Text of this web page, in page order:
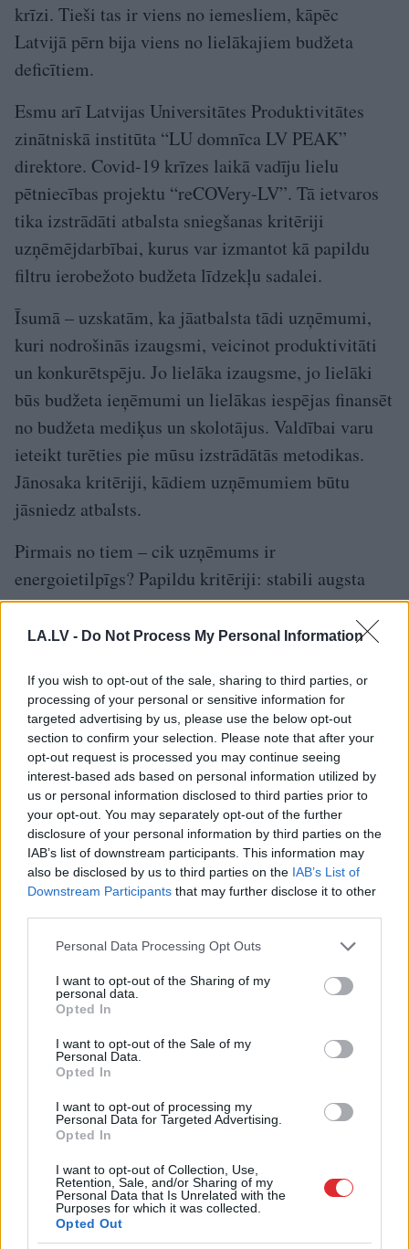
LA.LV - Do Not Process My Personal Information
If you wish to opt-out of the sale, sharing to third parties, or
processing of your personal or sensitive information for
targeted advertising by us, please use the below opt-out
section to confirm your selection. Please note that after your
opt-out request is processed you may continue seeing
interest-based ads based on personal information utilized by
us or personal information disclosed to third parties prior to
your opt-out. You may separately opt-out of the further
disclosure of your personal information by third parties on the
IAB’s list of downstream participants. This information may
also be disclosed by us to third parties on the IAB’s List of
Downstream Participants that may further disclose it to other
Please note that this website/app uses one or more Google
not limited to your visit or usage behaviour. You may click to
grant or deny consent to Google and its third-party tags to
use your data for below specified purposes in below Google
consent section.
Personal Data Processing Opt Outs
I want to opt-out of the Sharing of my
personal data.
Opted In
I want to opt-out of the Sale of my
Personal Data.
Opted In
I want to opt-out of processing my
Personal Data for Targeted Advertising.
Opted In
I want to opt-out of Collection, Use,
Retention, Sale, and/or Sharing of my
Personal Data that Is Unrelated with the
Purposes for which it was collected.
Opted Out
krīzi. Tieši tas ir viens no iemesliem, kāpēc
Latvijā pērn bija viens no lielākajiem budžeta
deficītiem.
Esmu arī Latvijas Universitātes Produktivitātes
zinātniskā institūta “LU domnīca LV PEAK”
direktore. Covid-19 krīzes laikā vadīju lielu
pētniecības projektu “reCOVery-LV”. Tā ietvaros
tika izstrādāti atbalsta sniegšanas kritēriji
uzņēmējdarbībai, kurus var izmantot kā papildu
filtru ierobežoto budžeta līdzekļu sadalei.
Īsumā – uzskatām, ka jāatbalsta tādi uzņēmumi,
kuri nodrošinās izaugsmi, veicinot produktivitāti
un konkurētspēju. Jo lielāka izaugsme, jo lielāki
būs budžeta ieņēmumi un lielākas iespējas finansēt
no budžeta mediķus un skolotājus. Valdībai varu
ieteikt turēties pie mūsu izstrādātās metodikas.
Jānosaka kritēriji, kādiem uzņēmumiem būtu
jāsniedz atbalsts.
Pirmais no tiem – cik uzņēmums ir
energoietilpīgs? Papildu kritēriji: stabili augsta
produktivitāte, eksportspēja un inovatīva darbība.
Tādi uzņēmumi būtu prioritārie valsts atbalsta
atbalstu saņemtu t.s. zombiju uzņēmumi, kā tas
notika kovida krīzes laikā.
Šobrīd esam dīvainā situācijā, kurā monetārā
un fiskālā politika Eiropā runā viena otrai pretī.
No vienas puses, Eiropas Centrālā banka (ECB)
sākusi bāzes procentu likmju celšanu. Nekur
gan tālu nav tikuši – pēc lēmuma bāzes likmes
palielināt par 0,5% jūlijā, tagad bāzes procentu
likme ir 0%, tā vairs tikai nav negatīva, kāda tā
ekonomikas stimulēšanas vārdā bija visu laiku
kopš 2014. gada.
Septembrī tā atkal tiks palielināta. Šie
pasākumi sadārdzinās kredītus un bremzēs
ekonomiku kopumā. No otras puses – EK
joprojām atļauj ES dalībvalstīm 2023. gadā
audzēt budžeta deficītu, proti, budžeta
joprojām ir ekonomiku stimulējoša. Kāpēc
šādas pretrunas, un kur tas novedīs?